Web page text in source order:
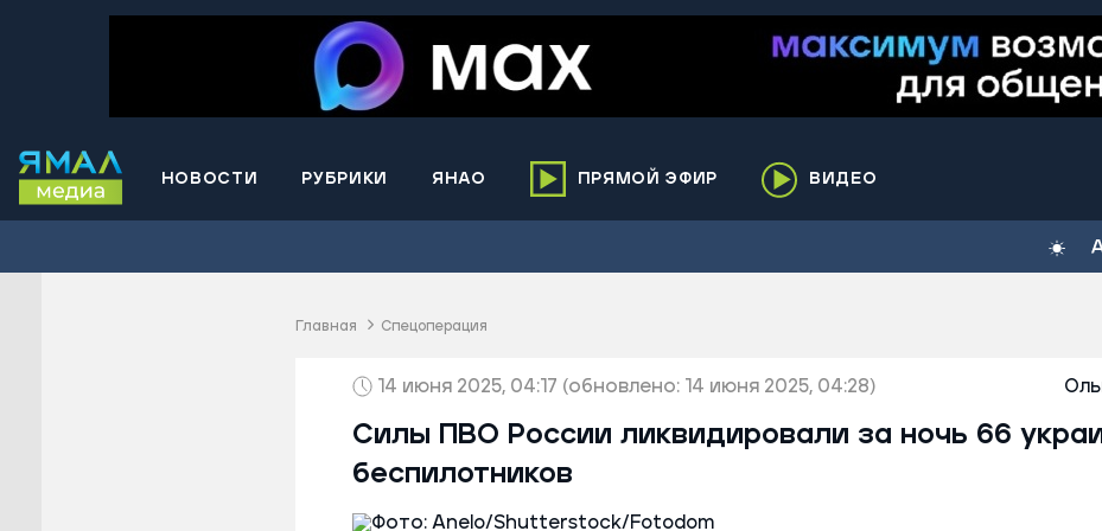
НОВОСТИ РУБРИКИ ЯНАО
район
Муравленко
Новый Уренгой
Приуральский район
ПРЯМОЙ ЭФИР ВИДЕО
Главная Спецоперация
14 июня 2025, 04:17 (обновлено: 14 июня 2025, 04:28)
Силы ПВО России ликвидировали за ночь 66
беспилотников